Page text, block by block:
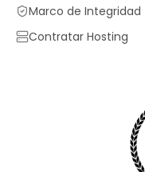
Marco de Integridad
Contratar Hosting